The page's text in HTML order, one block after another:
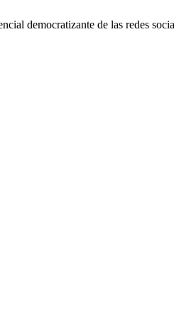
democratizante de las redes